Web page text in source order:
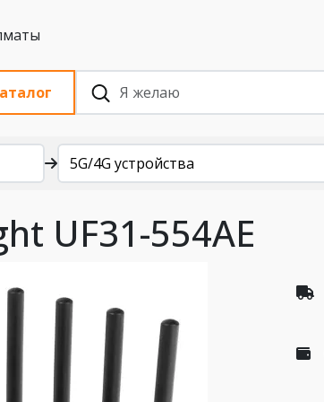
НДС, Алматы
5G/4G устройства
UF31-554AE